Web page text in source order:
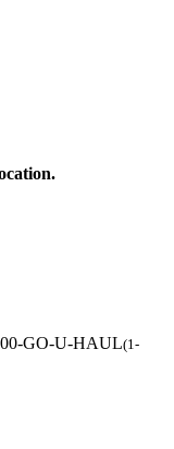
GO-U-HAUL(1-